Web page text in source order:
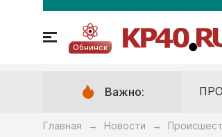
Обнинск
Важно:
Главная → Новости →